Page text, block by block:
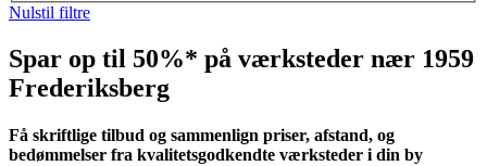
Nulstil filtre
Spar op til 50%* på værksteder nær 1959
Frederiksberg
Få skriftlige tilbud og sammenlign priser, afstand, og
bedømmelser fra kvalitetsgodkendte værksteder i din by